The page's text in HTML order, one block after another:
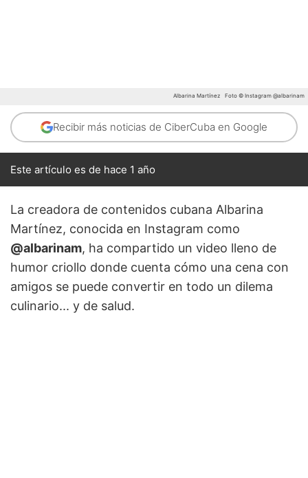
Albarina Martínez Foto © Instagram @albarinam
Recibir más noticias de CiberCuba en Google
Este artículo es de hace 1 año
La creadora de contenidos cubana Albarina
Martínez, conocida en Instagram como
@albarinam, ha compartido un video lleno de
humor criollo donde cuenta cómo una cena con
amigos se puede convertir en todo un dilema
culinario... y de salud.